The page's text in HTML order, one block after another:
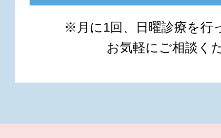
※月に1回、日曜診療を行
お気軽にご相談く